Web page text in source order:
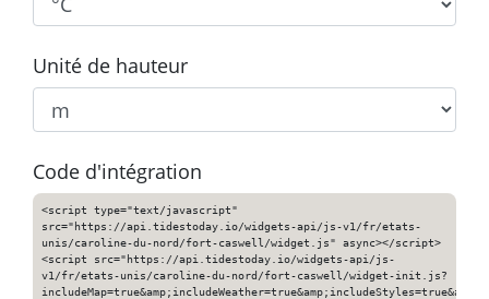
Unité de hauteur
Code d'intégration
<script type="text/javascript"
src="https://api.tidestoday.io/widgets-api/js-v1/fr/etats-
unis/caroline-du-nord/fort-caswell/widget.js" async></script>
<script src="https://api.tidestoday.io/widgets-api/js-
v1/fr/etats-unis/caroline-du-nord/fort-caswell/widget-init.js?